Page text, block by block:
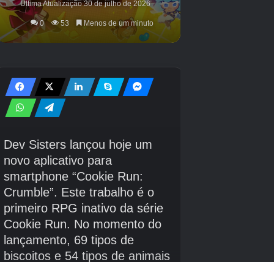
“(Asahina Mafuyu) FELIZ ANIVERSÁRIO 2026
Gacha” e “(Asahina Mafuyu) FELIZ
ANIVERSÁRIO Gacha” serão realizadas a
partir das 0h de sexta-feira, 23 de janeiro.
A partir deste gacha, um novo membro apenas
de aniversário, “Asahina Mafuyu”, aparecerá.